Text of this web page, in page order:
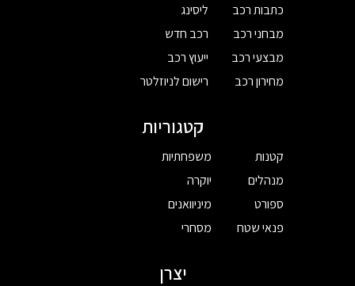
כתבות רכב
מבחני רכב
מבצעי רכב
מחירון רכב
ליסינג
רכב חדש
ייעוץ רכב
רישום לניוזלטר
קטגוריות
קטנות
מנהלים
ספורט
פנאי שטח
משפחתיות
יוקרה
מיניוואנים
מסחרי
יצרן